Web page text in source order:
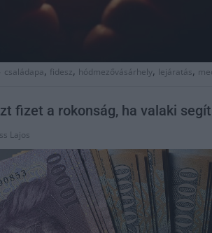
családapa, fidesz, hódmezővásárhely, lejáratás,
fizet a rokonság, ha valaki
Lajos